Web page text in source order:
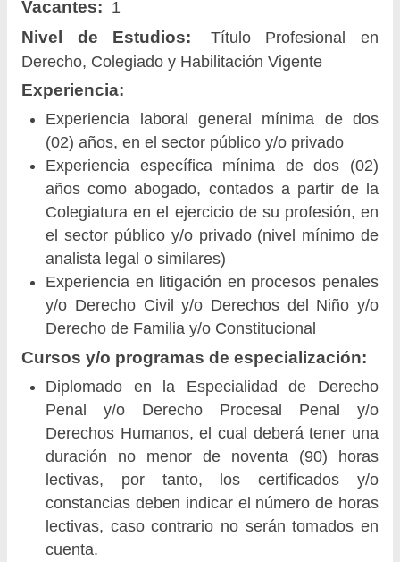
Vacantes: 1
Nivel de Estudios:
Título Profesional en
Derecho, Colegiado y Habilitación Vigente
Experiencia:
Experiencia laboral general mínima de dos
(02) años, en el sector público y/o privado
Experiencia específica mínima de dos (02)
años como abogado, contados a partir de la
Colegiatura en el ejercicio de su profesión, en
el sector público y/o privado (nivel mínimo de
analista legal o similares)
Experiencia en litigación en procesos penales
y/o Derecho Civil y/o Derechos del Niño y/o
Derecho de Familia y/o Constitucional
Cursos y/o programas de especialización:
Diplomado en la Especialidad de Derecho
Penal y/o Derecho Procesal Penal y/o
Derechos Humanos, el cual deberá tener una
duración no menor de noventa (90) horas
lectivas, por tanto, los certificados y/o
constancias deben indicar el número de horas
lectivas, caso contrario no serán tomados en
cuenta.